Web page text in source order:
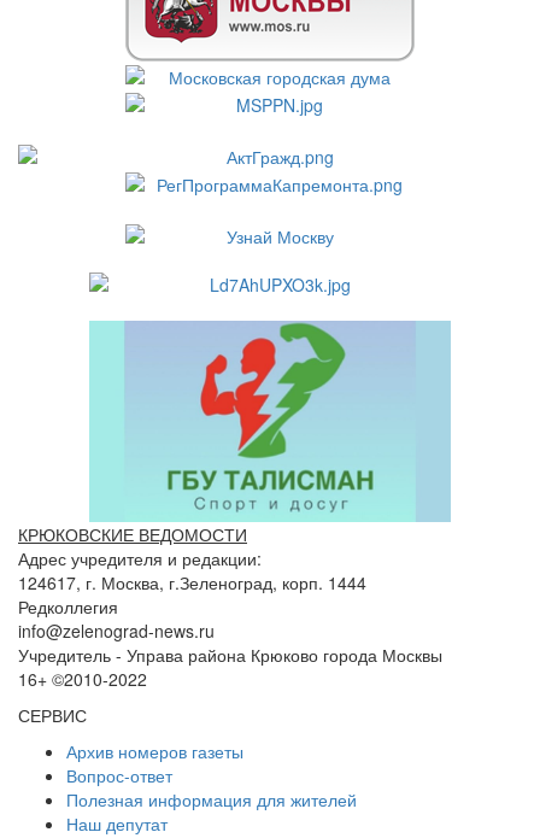
КРЮКОВСКИЕ ВЕДОМОСТИ
Адрес учредителя и редакции:
124617, г. Москва, г.Зеленоград, корп. 1444
Редколлегия
info@zelenograd-news.ru
Учредитель - Управа района Крюково города Москвы
16+ ©2010-2022
СЕРВИС
Архив номеров газеты
Вопрос-ответ
Полезная информация для жителей
Наш депутат